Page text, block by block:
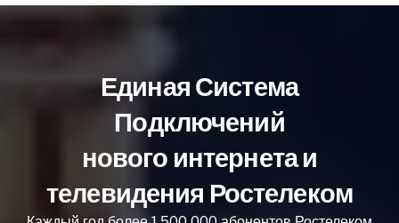
Единая Система
Подключений
нового интернета и
телевидения Ростелеком